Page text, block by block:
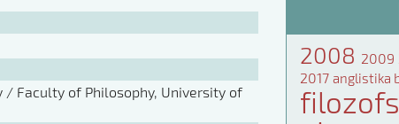
/ Faculty of Philosophy, University of
2008 2009
2017 anglistika